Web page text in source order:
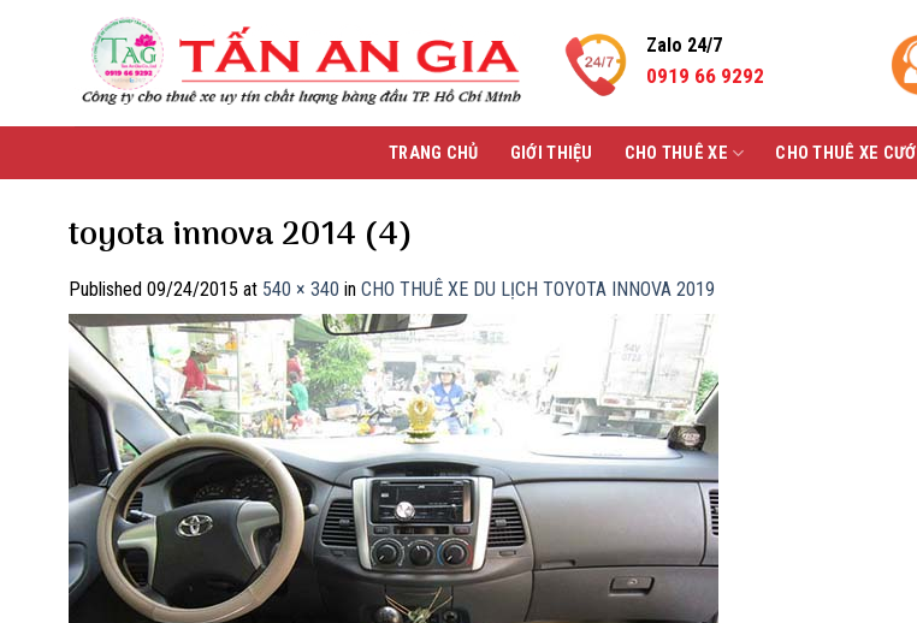
Zalo 24/7
0919 66 9292
TRANG CHỦ GIỚI THIỆU CHO THUÊ XE CHO THUÊ XE CƯỚI
toyota innova 2014 (4)
Published 09/24/2015 at 540 × 340 in CHO THUÊ XE DU LỊCH TOYOTA INNOVA 2019